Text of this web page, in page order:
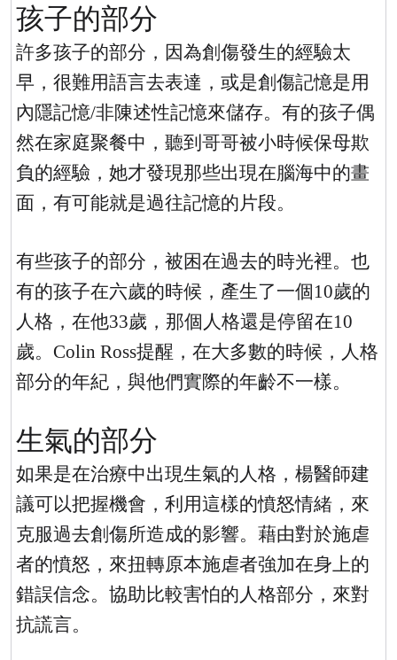
孩子的部分
許多孩子的部分，因為創傷發生的經驗太
早，很難用語言去表達，或是創傷記憶是用
內隱記憶/非陳述性記憶來儲存。有的孩子偶
然在家庭聚餐中，聽到哥哥被小時候保母欺
負的經驗，她才發現那些出現在腦海中的畫
面，有可能就是過往記憶的片段。
有些孩子的部分，被困在過去的時光裡。也
有的孩子在六歲的時候，產生了一個10歲的
人格，在他33歲，那個人格還是停留在10
歲。 Colin Ross提醒，在大多數的時候，人格
部分的年紀，與他們實際的年齡不一樣。
生氣的部分
如果是在治療中出現生氣的人格，楊醫師建
議可以把握機會，利用這樣的憤怒情緒，來
克服過去創傷所造成的影響。藉由對於施虐
者的憤怒，來扭轉原本施虐者強加在身上的
錯誤信念。協助比較害怕的人格部分，來對
抗謊言。